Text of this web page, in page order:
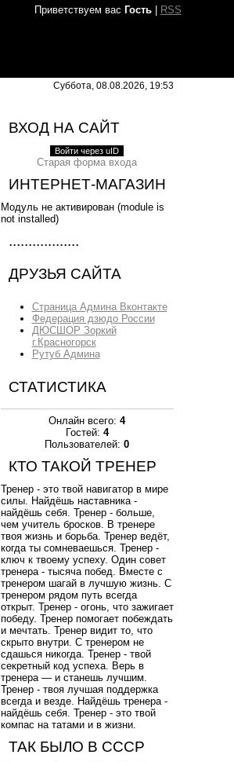
Приветствуем вас Гость| RSS
Суббота, 08.08.2026, 19:53
ВХОД НА САЙТ
Войти через uID
Старая форма входа
ИНТЕРНЕТ-МАГАЗИН
Модуль не активирован (module is
not installed)
..................
ДРУЗЬЯ САЙТА
Страница Админа Вконтакте
Федерация дзюдо России
ДЮСШОР Зоркий
г.Красногорск
Рутуб Админа
СТАТИСТИКА
Онлайн всего: 4
Гостей: 4
Пользователей: 0
КТО ТАКОЙ ТРЕНЕР
Тренер - это твой навигатор в мире
силы. Найдёшь наставника -
найдёшь себя. Тренер - больше,
чем учитель бросков. В тренере
твоя жизнь и борьба. Тренер ведёт,
когда ты сомневаешься. Тренер -
ключ к твоему успеху. Один совет
тренера - тысяча побед. Вместе с
тренером шагай в лучшую жизнь. С
тренером рядом путь всегда
открыт. Тренер - огонь, что зажигает
победу. Тренер помогает побеждать
и мечтать. Тренер видит то, что
скрыто внутри. С тренером не
сдашься никогда. Тренер - твой
секретный код успеха. Верь в
тренера — и станешь лучшим.
Тренер - твоя лучшая поддержка
всегда и везде. Найдёшь тренера -
найдёшь себя. Тренер - это твой
компас на татами и в жизни.
ТАК БЫЛО В СССР